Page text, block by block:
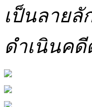
เป็นลาย
ดำเนินค